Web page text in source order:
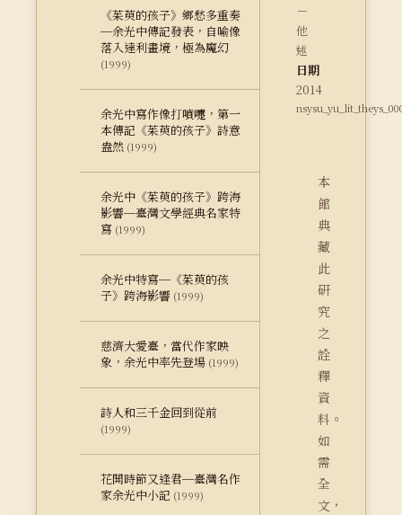
《茱萸的孩子》鄉愁多重奏
─余光中傳記發表，自喻像
落入達利畫境，極為魔幻
(1999)
余光中寫作像打噴嚏，第一
本傳記《茱萸的孩子》詩意
盎然 (1999)
余光中《茱萸的孩子》跨海
影響─臺灣文學經典名家特
寫 (1999)
余光中特寫─《茱萸的孩
子》跨海影響 (1999)
慈濟大愛臺，當代作家映
象，余光中率先登場 (1999)
詩人和三千金回到從前
(1999)
花開時節又逢君─臺灣名作
家余光中小記 (1999)
－
他
述
日期
2014
本
館
典
藏
此
研
究
之
詮
釋
資
料。
如
需
全
文，